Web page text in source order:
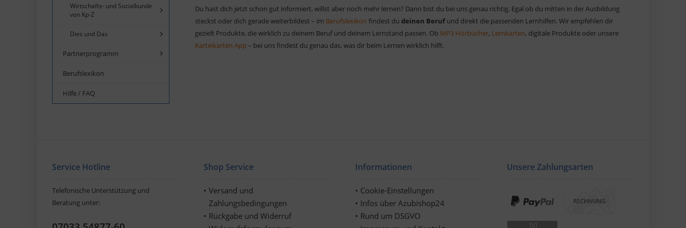
Wirtschafts- und Sozialkunde
von Kp-Z
Dies und Das
Partnerprogramm
Berufslexikon
Hilfe / FAQ
Du hast dich jetzt schon gut informiert, willst aber noch mehr lernen? Dann bist du bei uns genau richtig. Egal ob du mitten in der Ausbildung
steckst oder dich gerade weiterbildest – im Berufslexikon findest du deinen Berufund direkt die passenden Lernhilfen. Wir empfehlen dir
gezielt Produkte, die wirklich zu deinem Beruf und deinem Lernstand passen. Ob MP3 Hörbücher, Lernkarten, digitale Produkte oder unsere
Karteikarten App – bei uns findest du genau das, was dir beim Lernen wirklich hilft.
Service Hotline
Telefonische Unterstützung und
Beratung unter:
Shop Service
Versand und
Zahlungsbedingungen
Rückgabe und Widerruf
Informationen
Cookie-Einstellungen
Infos über Azubishop24
Rund um DSGVO
Unsere Zahlungsarten